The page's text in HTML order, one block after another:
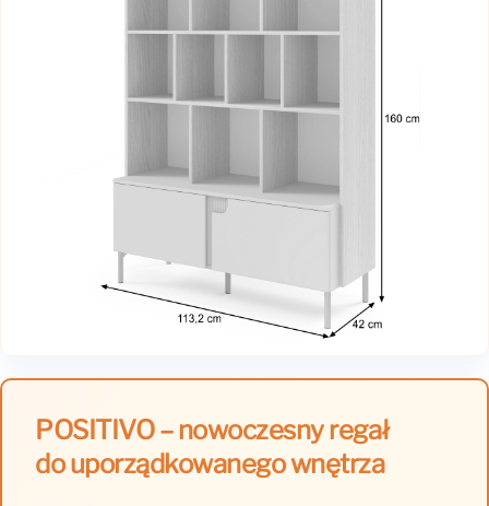
POSITIVO – nowoczesny regał
do uporządkowanego wnętrza